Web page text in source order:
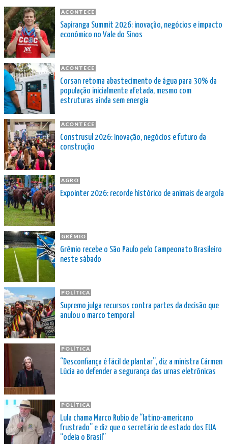
ACONTECE
Sapiranga Summit 2026: inovação, negócios e impacto
econômico no Vale do Sinos
ACONTECE
Corsan retoma abastecimento de água para 30% da
população inicialmente afetada, mesmo com
estruturas ainda sem energia
ACONTECE
Construsul 2026: inovação, negócios e futuro da
construção
AGRO
Expointer 2026: recorde histórico de animais de argola
GRÊMIO
Grêmio recebe o São Paulo pelo Campeonato Brasileiro
neste sábado
POLÍTICA
Supremo julga recursos contra partes da decisão que
anulou o marco temporal
POLÍTICA
“Desconfiança é fácil de plantar”, diz a ministra Cármen
Lúcia ao defender a segurança das urnas eletrônicas
POLÍTICA
Lula chama Marco Rubio de “latino-americano
frustrado” e diz que o secretário de estado dos EUA
“odeia o Brasil”